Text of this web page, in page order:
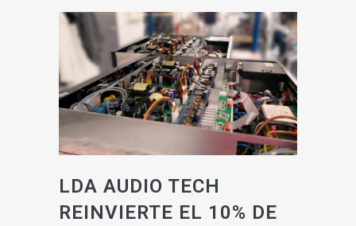
LDA AUDIO TECH
REINVIERTE EL 10% DE